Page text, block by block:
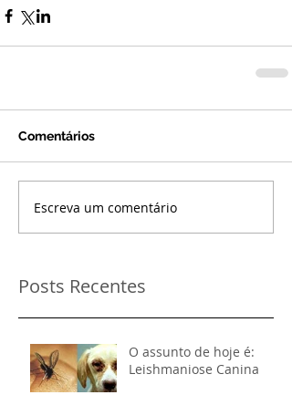
Comentários
Escreva um comentário
Posts Recentes
O assunto de hoje é:
Leishmaniose Canina